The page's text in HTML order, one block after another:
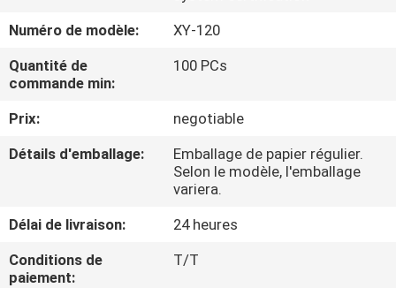
VISITE
D'USINE
CONTRÔLE
DE
CONTACTEZ-
NOUS
Numéro de modèle:
XY-120
Quantité de
commande min:
100 PCs
Prix:
negotiable
Détails d'emballage:
Emballage de papier régulier.
Selon le modèle, l'emballage
variera.
Délai de livraison:
24 heures
Conditions de
paiement:
T/T